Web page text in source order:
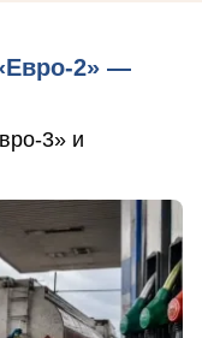
2» —
3» и